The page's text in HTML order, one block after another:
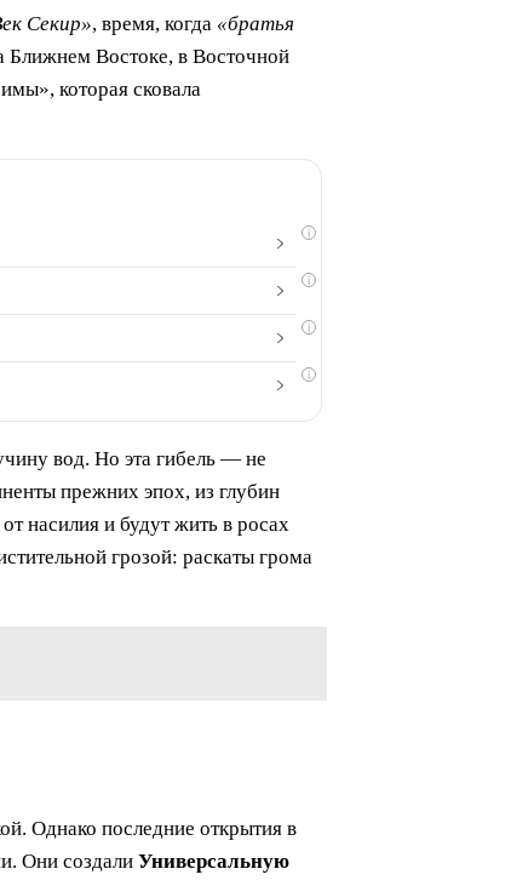
Секир», время, когда «братья
Ближнем Востоке, в Восточной
которая сковала
i
i
i
i
вод. Но эта гибель — не
прежних эпох, из глубин
насилия и будут жить в росах
грозой: раскаты грома
Однако последние открытия в
Они создали Универсальную